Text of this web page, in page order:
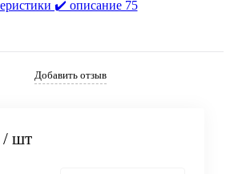
Добавить отзыв
/ шт